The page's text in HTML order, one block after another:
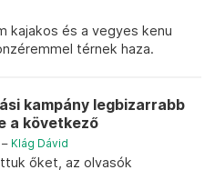
kajakos és a vegyes kenu
térnek haza.
kampány legbizarrabb
a következő
– Klág Dávid
őket, az olvasók